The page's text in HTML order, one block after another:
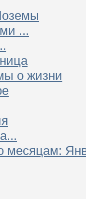
...
о жизни
месяцам: